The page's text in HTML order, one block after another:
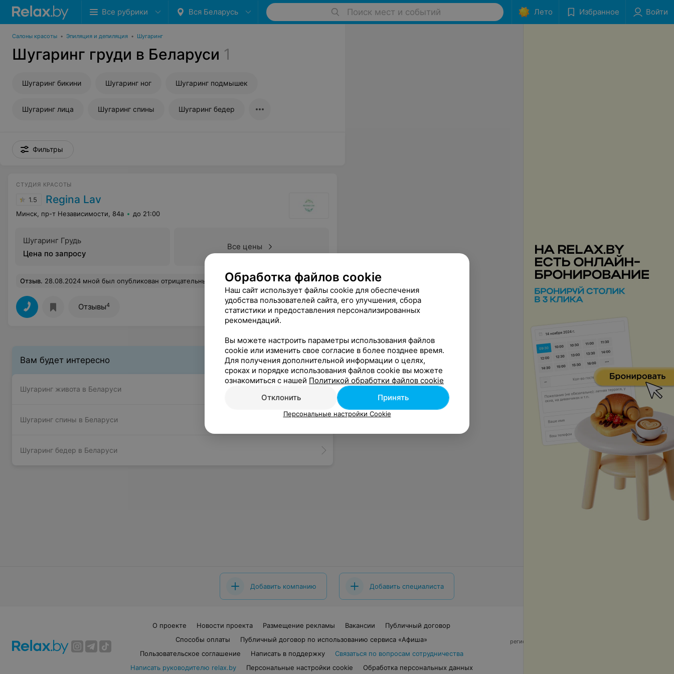
Все рубрики Вся Беларусь Поиск мест и событий Лето Избранное Войти
Салоны красоты • Эпиляция и депиляция • Шугаринг
Шугаринг груди в Беларуси 1
Шугаринг бикини Шугаринг ног Шугаринг подмышек
Шугаринг лица Шугаринг спины Шугаринг бедер
Фильтры
СТУДИЯ КРАСОТЫ
1.5 Regina Lav
Минск, пр-т Независимости, 84а до 21:00
Шугаринг Грудь
Цена по запросу
Все цены
Отзыв. 28.08.2024 мной был опубликован отрицательный отзыв на работу этой студии. В ответ на это был опубликован ответ студии, аналогичный ответ отправлен на электронную почту. В ответе приносились извинения за сложившуюся ситуацию, якобы о проведенной беседе со сотрудниками и предложена скидка 50%,выражены пожелания о дальнейшем сотрудничестве. Однако, сегодня при попытке записи онлайн, не удалось ее осуществить, так как оказалось, что у меня нет доступа к записи. Т .е. мне не просто нахамили, оскорбили, унизили как могли, но и заблокировали мой номер. Невежливый, амбициозный сотрудник рецепции позволяет себе идти против мнения администрации, продолжая нагнетать ситуации. Ну что же, госпожа Регина, это Ваш выбор Еще
Отзывы4
Вам будет интересно
Шугаринг живота в Беларуси
Шугаринг спины в Беларуси
Шугаринг бедер в Беларуси
Добавить компанию Добавить специалиста
О проекте Новости проекта Размещение рекламы Вакансии
Публичный договор
Способы оплаты
Публичный договор по использованию сервиса «Афиша»
Пользовательское соглашение
Написать в поддержку
Связаться по вопросам сотрудничества
Написать руководителю relax.by
Персональные настройки cookie Обработка персональных данных
регистрирующий орган - Минский горисполком
Обработка файлов cookie
Наш сайт использует файлы cookie для обеспечения
удобства пользователей сайта, его улучшения, сбора
статистики и предоставления персонализированных
рекомендаций.
Вы можете настроить параметры использования файлов
cookie или изменить свое согласие в более позднее время.
Для получения дополнительной информации о целях,
сроках и порядке использования файлов cookie вы можете
ознакомиться с нашей Политикой обработки файлов cookie
Отклонить
Принять
Персональные настройки Cookie